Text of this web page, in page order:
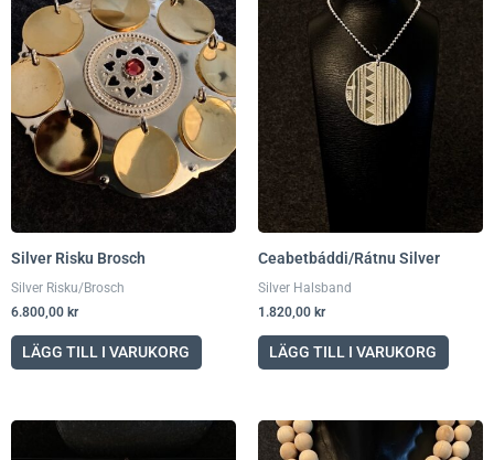
Silver Risku Brosch
Silver Risku/Brosch
6.800,00 kr
LÄGG TILL I VARUKORG
Ceabetbáddi/Rátnu Silver
Silver Halsband
1.820,00 kr
LÄGG TILL I VARUKORG